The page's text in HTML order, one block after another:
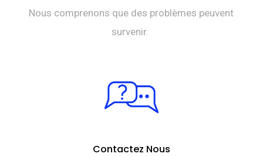
Nous comprenons que des problèmes peuvent
survenir.
Contactez Nous